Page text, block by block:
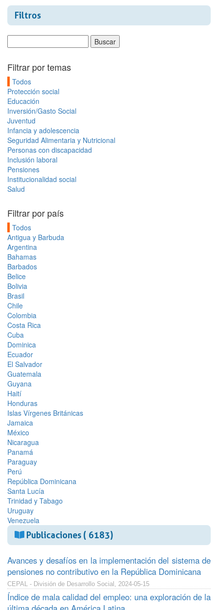
Filtros
Filtrar por temas
Todos
Protección social
Educación
Inversión/Gasto Social
Juventud
Infancia y adolescencia
Seguridad Alimentaria y Nutricional
Personas con discapacidad
Inclusión laboral
Pensiones
Institucionalidad social
Salud
Filtrar por país
Todos
Antigua y Barbuda
Argentina
Bahamas
Barbados
Belice
Bolivia
Brasil
Chile
Colombia
Costa Rica
Cuba
Dominica
Ecuador
El Salvador
Guatemala
Guyana
Haití
Honduras
Islas Vírgenes Británicas
Jamaica
México
Nicaragua
Panamá
Paraguay
Perú
República Dominicana
Santa Lucía
Trinidad y Tabago
Uruguay
Venezuela
Publicaciones ( 6183)
Avances y desafíos en la implementación del sistema de
pensiones no contributivo en la República Dominicana
CEPAL - División de Desarrollo Social, 2024-05-15
Índice de mala calidad del empleo: una exploración de la